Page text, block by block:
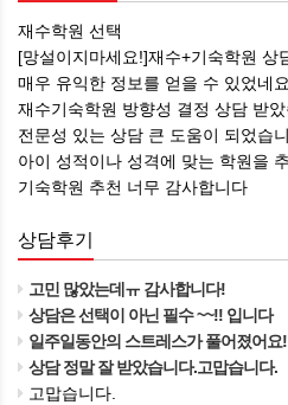
재수학원 선택
[망설이지마세요!]재수+기숙학원 상
매우 유익한 정보를 얻을 수 있었네요
재수기숙학원 방향성 결정 상담 받
전문성 있는 상담 큰 도움이 되었습
아이 성적이나 성격에 맞는 학원을
기숙학원 추천 너무 감사합니다
상담후기
고민 많았는데ㅠ 감사합니다!
상담은 선택이 아닌 필수 ~~!! 입니다
일주일동안의 스트레스가 풀어졌어요
상담 정말 잘 받았습니다.고맙습니다.
고맙습니다.